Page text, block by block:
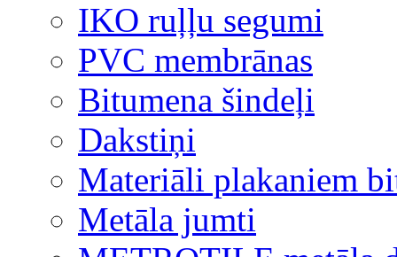
IKO ruļļu segumi
PVC membrānas
Bitumena šindeļi
Dakstiņi
Materiāli plakaniem
Metāla jumti